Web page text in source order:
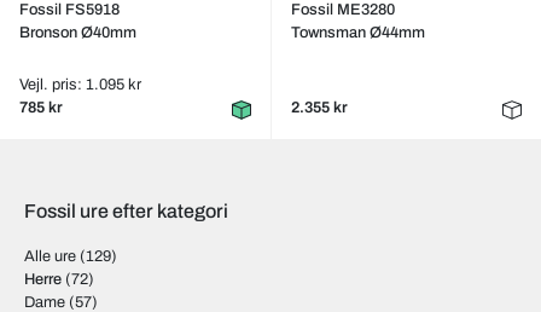
Fossil FS5918
Bronson Ø40mm
Vejl. pris: 1.095 kr
785 kr
Fossil ME3280
Townsman Ø44mm
2.355 kr
Fossil ure efter kategori
Alle ure (129)
Herre (72)
Dame (57)